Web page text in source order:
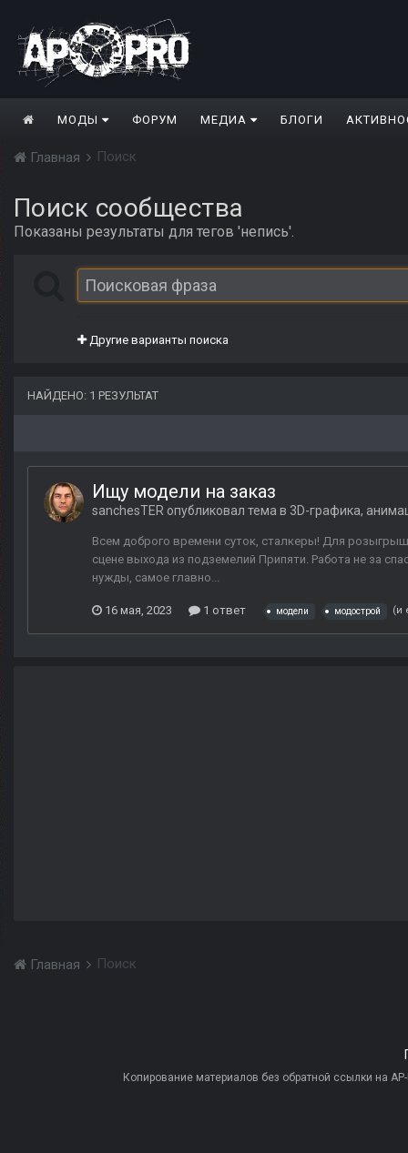
МОДЫ ФОРУМ МЕДИА БЛОГИ
Главная Поиск
Поиск сообщества
Показаны результаты для тегов 'непись'.
Другие варианты поиска
НАЙДЕНО: 1 РЕЗУЛЬТАТ
Ищу модели на заказ
sanchesTER опубликовал тема в 3D-графика,
Всем доброго времени суток, сталкеры! Для
сцене выхода из подземелий Припяти. Работа не за
нужды, самое главно...
16 мая, 2023 1 ответ модели модострой (и
Главная Поиск
Копирование материалов без обратной ссылки на